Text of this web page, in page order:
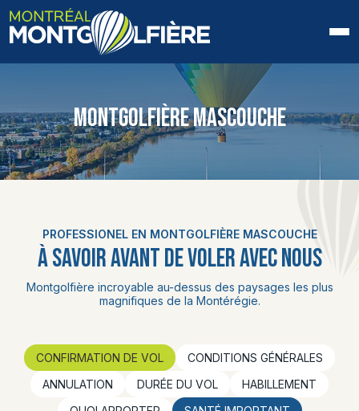
QUI SOMMES-NOUS
FAQ
PHOTOS ET VIDÉOS
CONTACT
MONTGOLFIÈRE MASCOUCHE
PROFESSIONEL EN MONTGOLFIÈRE MASCOUCHE
À SAVOIR AVANT DE VOLER AVEC NOUS
Montgolfière incroyable au-dessus des paysages les plus
magnifiques de la Montérégie.
CONFIRMATION DE VOL
CONDITIONS GÉNÉRALES
ANNULATION
DURÉE DU VOL
HABILLEMENT